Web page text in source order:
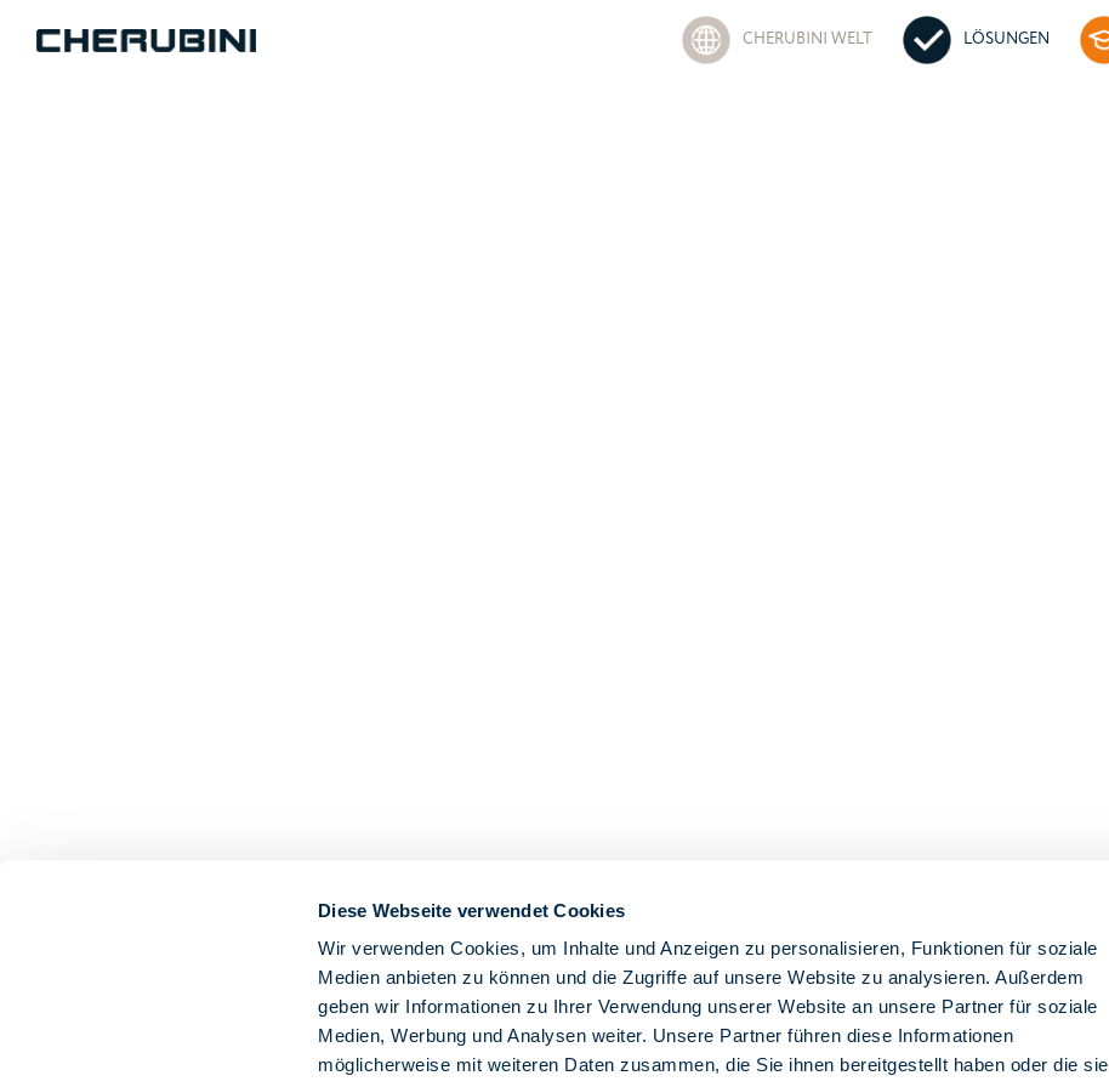
Diese Webseite verwendet Cookies
Wir verwenden Cookies, um Inhalte und Anzeigen zu personalisieren, Funktionen für soziale
Medien anbieten zu können und die Zugriffe auf unsere Website zu analysieren. Außerdem
geben wir Informationen zu Ihrer Verwendung unserer Website an unsere Partner für soziale
Medien, Werbung und Analysen weiter. Unsere Partner führen diese Informationen
möglicherweise mit weiteren Daten zusammen, die Sie ihnen bereitgestellt haben oder die sie
CHERUBINI WELT LÖSUNGEN